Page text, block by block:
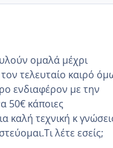
ομαλά μέχρι
τελευταίο καιρό
ενδιαφέρον με την
50€ κάποιες
καλή τεχνική κ
λέτε εσείς;